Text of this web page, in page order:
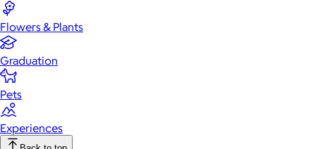
Flowers & Plants
Graduation
Pets
Experiences